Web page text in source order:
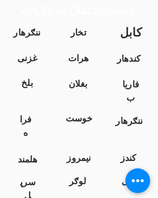
ننګرهار تخار کابل
غزنی هرات
کندهار
بلخ
بغلان
فاریا
ب
فرا
ه
خوست ننګرهار
هلمند نیمروز
کندز
سرپ
ل
لوګر زابل